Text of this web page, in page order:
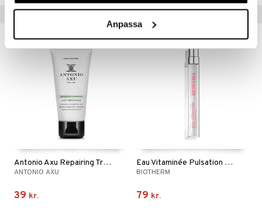
Anpassa
Populære produkter
Antonio Axu Repairing Travel Schampo
ANTONIO AXU
39 kr.
Eau Vitaminée Pulsation Berry - Travel Body Mist
BIOTHERM
79 kr.